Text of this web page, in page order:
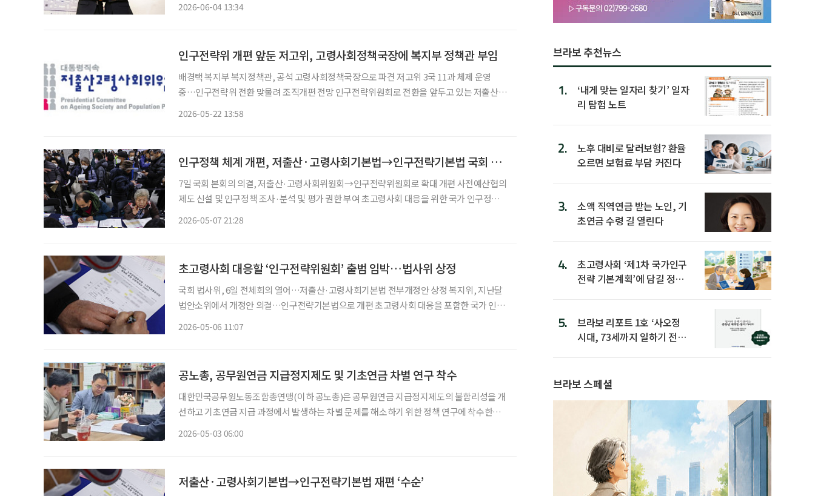
2026-06-04 13:34
인구전략위 개편 앞둔 저고위, 고령사회정책국장에 복지부 정책관 부임
배경택 복지부 복지정책관, 공석 고령사회정책국장으로 파견 저고위 3국 11과 체제 운영
중…인구전략위 전환 맞물려 조직개편 전망 인구전략위원회로 전환을 앞두고 있는 저출산·
2026-05-22 13:58
인구정책 체계 개편, 저출산·고령사회기본법→인구전략기본법 국회 통과
7일 국회 본회의 의결, 저출산·고령사회위원회→인구전략위원회로 확대 개편 사전예산협의
제도 신설 및 인구정책 조사·분석 및 평가 권한 부여 초고령사회 대응을 위한 국가 인구정책
2026-05-07 21:28
초고령사회 대응할 ‘인구전략위원회’ 출범 임박…법사위 상정
국회 법사위, 6일 전체회의 열어…저출산·고령사회기본법 전부개정안 상정 복지위, 지난달
법안소위에서 개정안 의결…인구전략기본법으로 개편 초고령사회 대응을 포함한 국가 인구
2026-05-06 11:07
공노총, 공무원연금 지급정지제도 및 기초연금 차별 연구 착수
대한민국공무원노동조합총연맹(이하 공노총)은 공무원연금 지급정지제도의 불합리성을 개
선하고 기초연금 지급 과정에서 발생하는 차별 문제를 해소하기 위한 정책 연구에 착수한다.
2026-05-03 06:00
저출산·고령사회기본법→인구전략기본법 재편 ‘수순’
브라보 추천뉴스
1.
‘내게 맞는 일자리 찾기’ 일자
리 탐험 노트
2.
노후 대비로 달러보험? 환율
오르면 보험료 부담 커진다
3.
소액 직역연금 받는 노인, 기
초연금 수령 길 열린다
4.
초고령사회 ‘제1차 국가인구
전략 기본계획’에 담길 정책
5.
브라보 리포트 1호 ‘사오정
시대, 73세까지 일하기 전략’
브라보 스페셜